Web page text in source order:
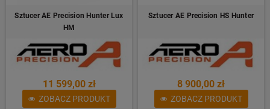
Sztucer AE Precision Hunter Lux
HM
11 599,00 zł
ZOBACZ PRODUKT
Sztucer AE Precision HS Hunter
8 900,00 zł
ZOBACZ PRODUKT